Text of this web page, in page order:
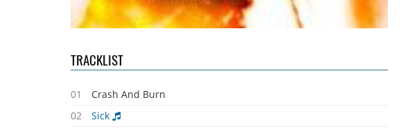
TRACKLIST
01
Crash And Burn
02
Sick